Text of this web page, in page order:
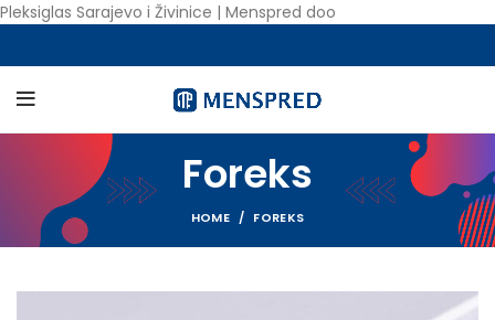
Pleksiglas Sarajevo i Živinice | Menspred doo
Foreks
HOME FOREKS